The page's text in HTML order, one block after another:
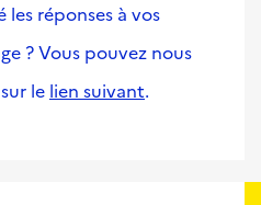
les réponses à vos
? Vous pouvez nous
le lien suivant.